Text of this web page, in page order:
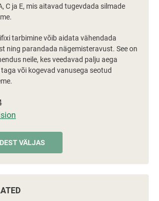
C ja E, mis aitavad tugevdada silmade
tarbimine võib aidata vähendada
ning parandada nägemisteravust. See on
neile, kes veedavad palju aega
või kogevad vanusega seotud
VÄLJAS